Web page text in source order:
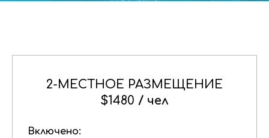
2-МЕСТНОЕ РАЗМЕЩЕНИЕ
$1480 / чел
Включено: